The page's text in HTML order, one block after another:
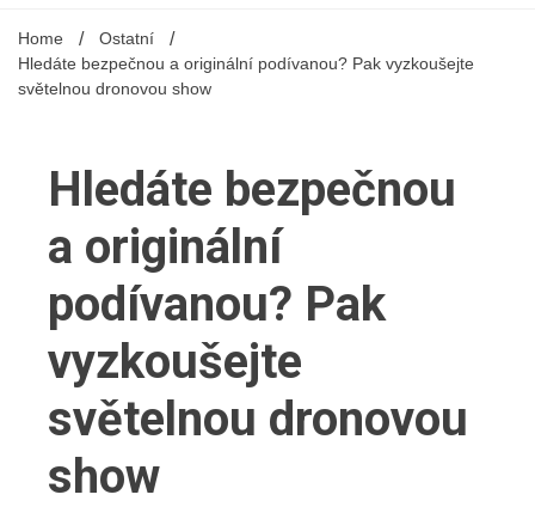
Home
Ostatní
Hledáte bezpečnou a originální podívanou? Pak vyzkoušejte
světelnou dronovou show
Hledáte bezpečnou
a originální
podívanou? Pak
vyzkoušejte
světelnou dronovou
show